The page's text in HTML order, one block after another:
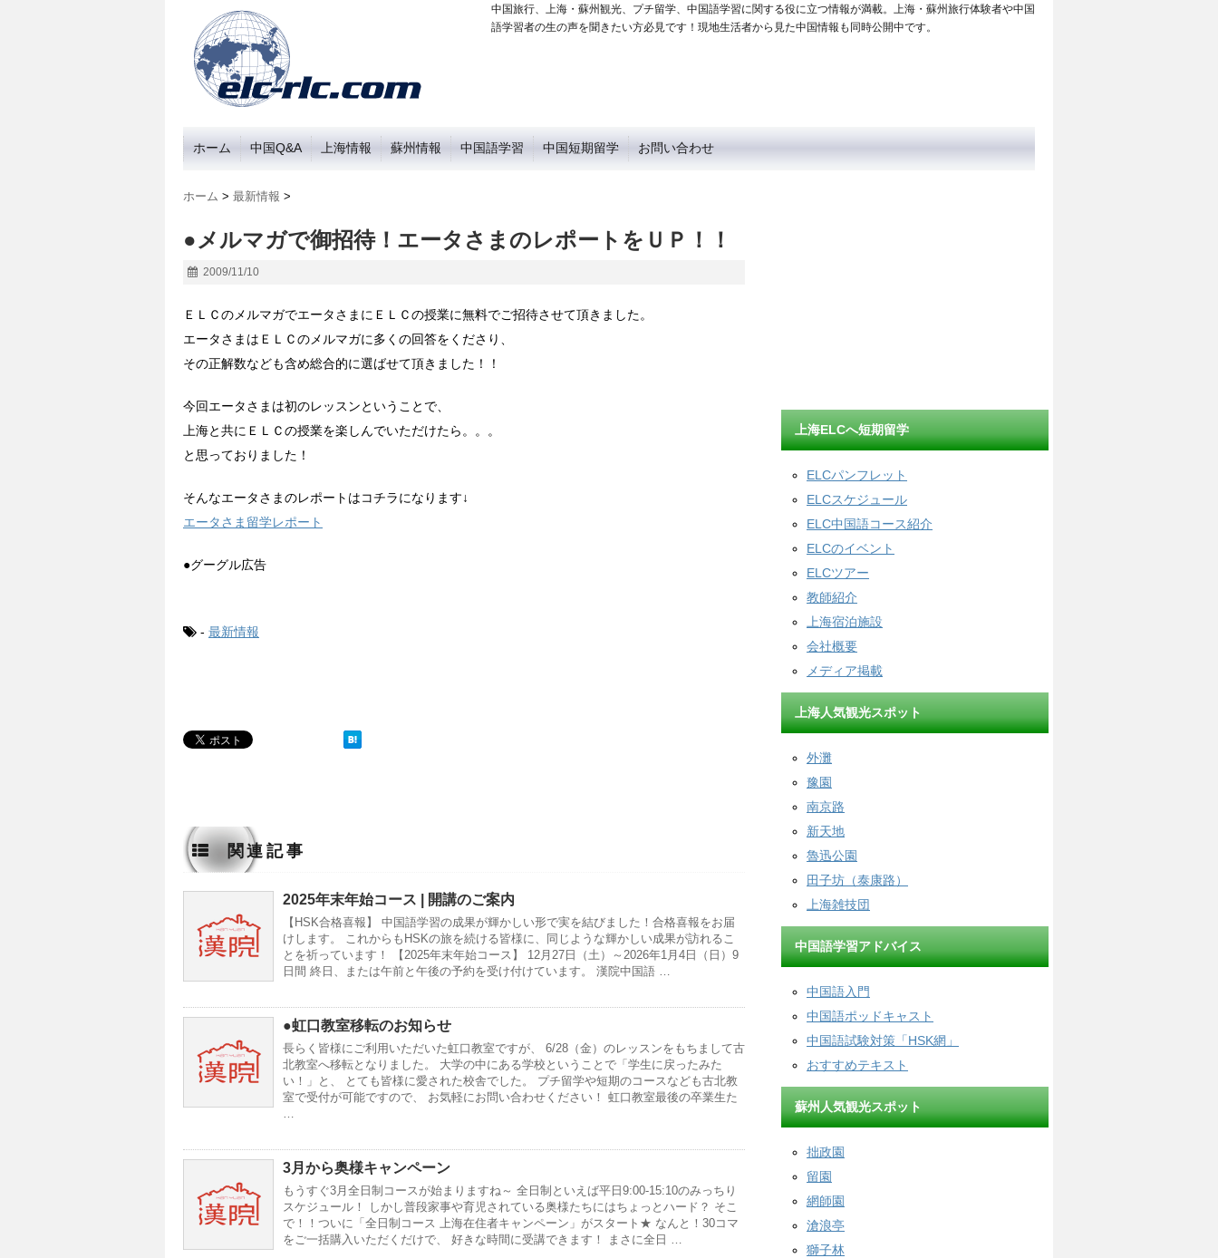
中国旅行、上海・蘇州観光、プチ留学、中国語学習に関する役に立つ情報が満載。上海・蘇州旅行体験者や中国
語学習者の生の声を聞きたい方必見です！現地生活者から見た中国情報も同時公開中です。
ホーム 中国Q&A 上海情報 蘇州情報 中国語学習 中国短期留学 お問い合わせ
ホーム > 最新情報 >
●メルマガで御招待！エータさまのレポートをＵＰ！！
2009/11/10
ＥＬＣのメルマガでエータさまにＥＬＣの授業に無料でご招待させて頂きました。
エータさまはＥＬＣのメルマガに多くの回答をくださり、
その正解数なども含め総合的に選ばせて頂きました！！
今回エータさまは初のレッスンということで、
上海と共にＥＬＣの授業を楽しんでいただけたら。。。
と思っておりました！
そんなエータさまのレポートはコチラになります↓
エータさま留学レポート
●グーグル広告
- 最新情報
関連記事
2025年末年始コース | 開講のご案内
【HSK合格喜報】 中国語学習の成果が輝かしい形で実を結びました！合格喜報をお届
けします。 これからもHSKの旅を続ける皆様に、同じような輝かしい成果が訪れるこ
とを祈っています！ 【2025年末年始コース】 12月27日（土）～2026年1月4日（日）9
日間 終日、または午前と午後の予約を受け付けています。 漢院中国語 …
●虹口教室移転のお知らせ
長らく皆様にご利用いただいた虹口教室ですが、 6/28（金）のレッスンをもちまして古
北教室へ移転となりました。 大学の中にある学校ということで「学生に戻ったみた
い！」と、 とても皆様に愛された校舎でした。 プチ留学や短期のコースなども古北教
室で受付が可能ですので、 お気軽にお問い合わせください！ 虹口教室最後の卒業生た
…
3月から奥様キャンペーン
もうすぐ3月全日制コースが始まりますね～ 全日制といえば平日9:00-15:10のみっちり
スケジュール！ しかし普段家事や育児されている奥様たちにはちょっとハード？ そこ
で！！ついに「全日制コース 上海在住者キャンペーン」がスタート★ なんと！30コマ
をご一括購入いただくだけで、 好きな時間に受講できます！ まさに全日 …
上海ELCへ短期留学
ELCパンフレット
ELCスケジュール
ELC中国語コース紹介
ELCのイベント
ELCツアー
教師紹介
上海宿泊施設
会社概要
メディア掲載
上海人気観光スポット
外灘
豫園
南京路
新天地
魯迅公園
田子坊（泰康路）
上海雑技団
中国語学習アドバイス
中国語入門
中国語ポッドキャスト
中国語試験対策「HSK網」
おすすめテキスト
蘇州人気観光スポット
拙政園
留園
網師園
滄浪亭
獅子林